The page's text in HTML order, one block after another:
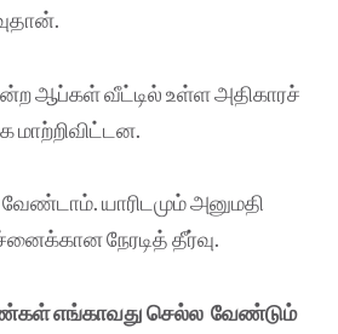
ஆப்கள் வீட்டில் உள்ள அதிகாரச்
மாற்றிவிட்டன.
யாரிடமும் அனுமதி
நேரடித் தீர்வு.
எங்காவது செல்ல வேண்டும்